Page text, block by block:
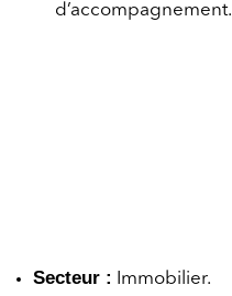
d’accompagnement.
Secteur : Immobilier.